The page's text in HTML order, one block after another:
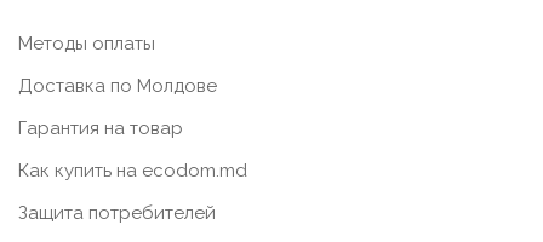
Методы оплаты
Доставка по Молдове
Гарантия на товар
Как купить на ecodom.md
Защита потребителей